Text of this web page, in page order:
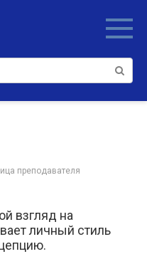
преподавателя
взгляд на
личный стиль